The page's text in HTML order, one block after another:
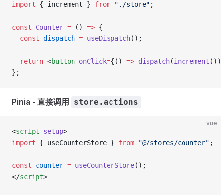
import { increment } from "./store" ;
const Counter = () => {
  const
dispatch = useDispatch();
  return
<button onClick={() => dispatch(increment
};
Pinia - 直接调用 store.actions
vue
<script setup>
import { useCounterStore } from "@/stores/counter" ;
const counter = useCounterStore();
</script>